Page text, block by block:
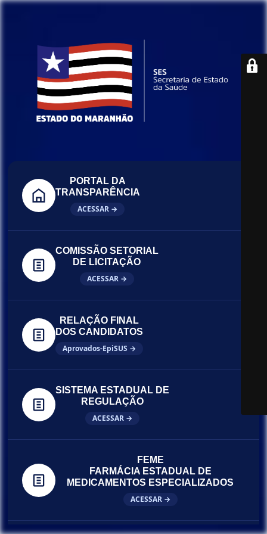
PORTAL DA
TRANSPARÊNCIA
ACESSAR →
COMISSÃO SETORIAL
DE LICITAÇÃO
ACESSAR →
RELAÇÃO FINAL
DOS CANDIDATOS
Aprovados-EpiSUS →
SISTEMA ESTADUAL DE
REGULAÇÃO
ACESSAR →
FEME
FARMÁCIA ESTADUAL DE
MEDICAMENTOS ESPECIALIZADOS
ACESSAR →